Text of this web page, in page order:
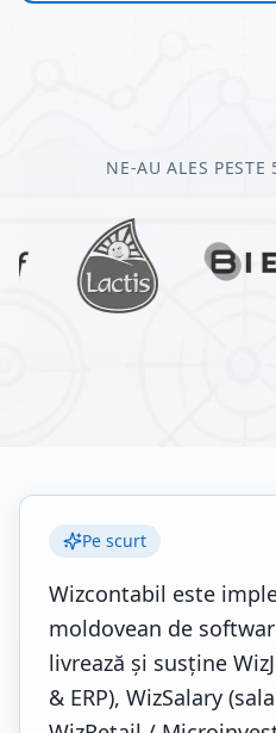
NE-AU ALES
Pe scurt
Wizcontabil este
moldovean de
livrează și susține
& ERP), WizSalary